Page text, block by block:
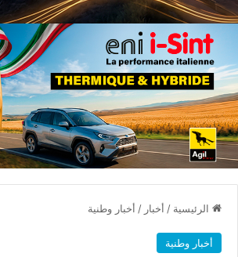
الرئيسية / أخبار / أخبار وطنية
أخبار وطنية